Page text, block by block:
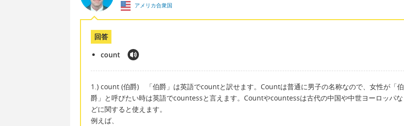
アメリカ合衆国
回答
count
1.) count (伯爵) 「伯爵」は英語でcountと訳せます。Countは普通に男子の名称なので、女性が「伯
爵」と呼びたい時は英語でcountessと言えます。Countやcountessは古代の中国や中世ヨーロッパな
どに関すると使えます。
例えば、